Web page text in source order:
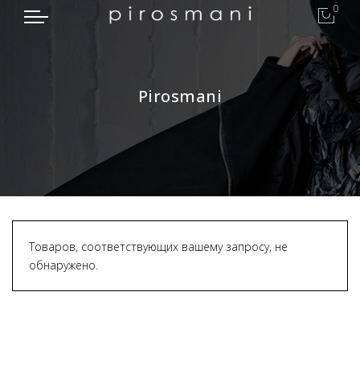
0
Pirosmani
Товаров, соответствующих вашему запросу, не
обнаружено.